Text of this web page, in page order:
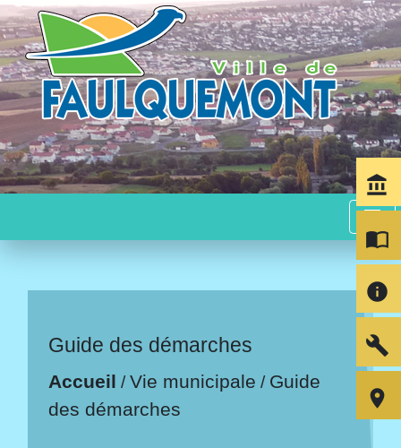
menu
Guide des démarches
Accueil /Vie municipale / Guide
des démarches
account_balance
import_contacts
info
build
room